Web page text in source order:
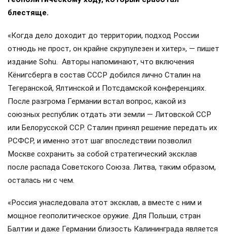
блестяще.
«Когда дело доходит до территории, подход России
отнюдь не прост, он крайне скрупулезен и хитер», — пишет
издание Sohu. Авторы напоминают, что включения
Кёнигсберга в состав СССР добился лично Сталин на
Тегеранской, Ялтинской и Потсдамской конференциях.
После разгрома Германии встал вопрос, какой из
союзных республик отдать эти земли — Литовской ССР
или Белорусской ССР. Сталин принял решение передать их
РСФСР, и именно этот шаг впоследствии позволил
Москве сохранить за собой стратегический эксклав
после распада Советского Союза. Литва, таким образом,
осталась ни с чем.
«Россия унаследовала этот эксклав, а вместе с ним и
мощное геополитическое оружие. Для Польши, стран
Балтии и даже Германии близость Калининграда является